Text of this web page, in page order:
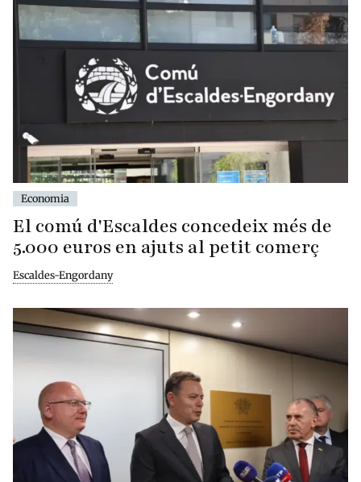
Economia
El comú d'Escaldes concedeix més de
5.000 euros en ajuts al petit comerç
Escaldes-Engordany